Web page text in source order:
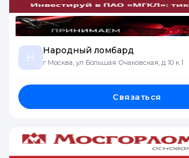
Н
Народный ломбард
г Москва, ул Большая Очаковская, д 10 к 1
Связаться